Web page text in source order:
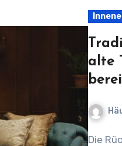
alte
Die Rückkehr zu traditionellen Handwerkskünsten